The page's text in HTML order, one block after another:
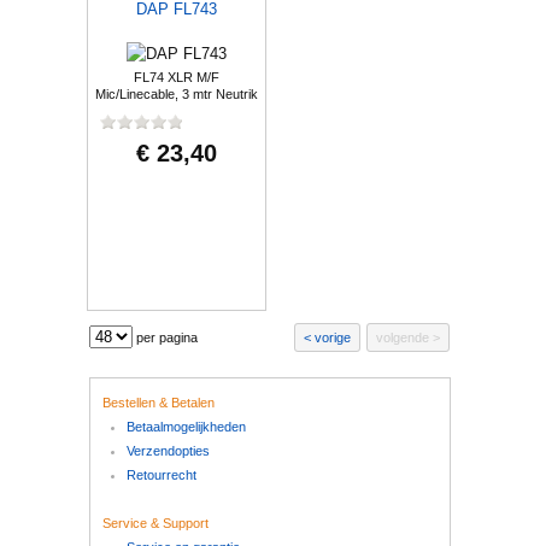
DAP FL743
FL74 XLR M/F
Mic/Linecable, 3 mtr Neutrik
€ 23,40
per pagina vorige volgende
Bestellen & Betalen
Betaalmogelijkheden
Verzendopties
Retourrecht
Service & Support